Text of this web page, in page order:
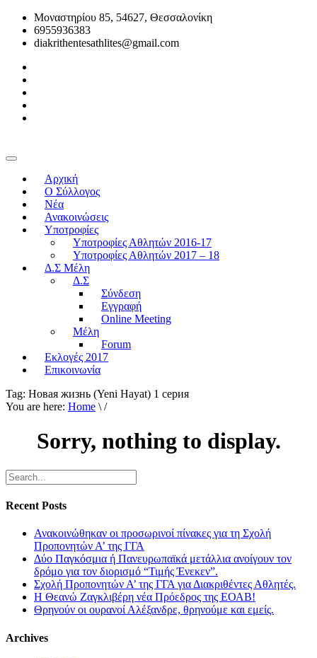
Μοναστηρίου 85, 54627, Θεσσαλονίκη
6955936383
diakrithentesathlites@gmail.com
Αρχική
O Σύλλογος
Νέα
Ανακοινώσεις
Υποτροφίες
Υποτροφίες Αθλητών 2016-17
Υποτροφίες Αθλητών 2017 – 18
Δ.Σ Μέλη
Δ.Σ
Σύνδεση
Εγγραφή
Online Meeting
Μέλη
Forum
Εκλογές 2017
Επικοινωνία
Tag: Новая жизнь (Yeni Hayat) 1 серия
You are here: Home \ /
Sorry, nothing to display.
Recent Posts
Ανακοινώθηκαν οι προσωρινοί πίνακες για τη Σχολή
Προπονητών Α’ της ΓΓΑ
Δύο Παγκόσμια ή Πανευρωπαϊκά μετάλλια ανοίγουν τον
δρόμο για τον διορισμό “Τιμής Ένεκεν”.
Σχολή Προπονητών Α’ της ΓΓΑ για Διακριθέντες Αθλητές.
Η Θεανώ Ζαγκλιβέρη νέα Πρόεδρος της ΕΟΑΒ!
Θρηνούν οι ουρανοί Αλέξανδρε, θρηνούμε και εμείς.
Archives